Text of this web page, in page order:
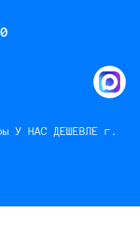
У НАС ДЕШЕВЛЕ г.